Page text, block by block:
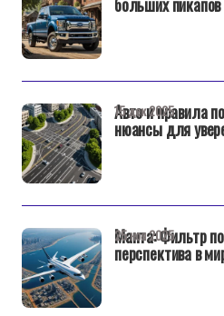
Авто и правила
нюансы для
15 дек 2025
Манта: Фильтр
перспектива в
25 ноя 2025